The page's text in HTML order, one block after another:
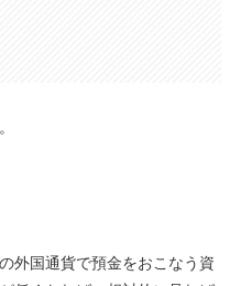
外国通貨で預金をおこなう資